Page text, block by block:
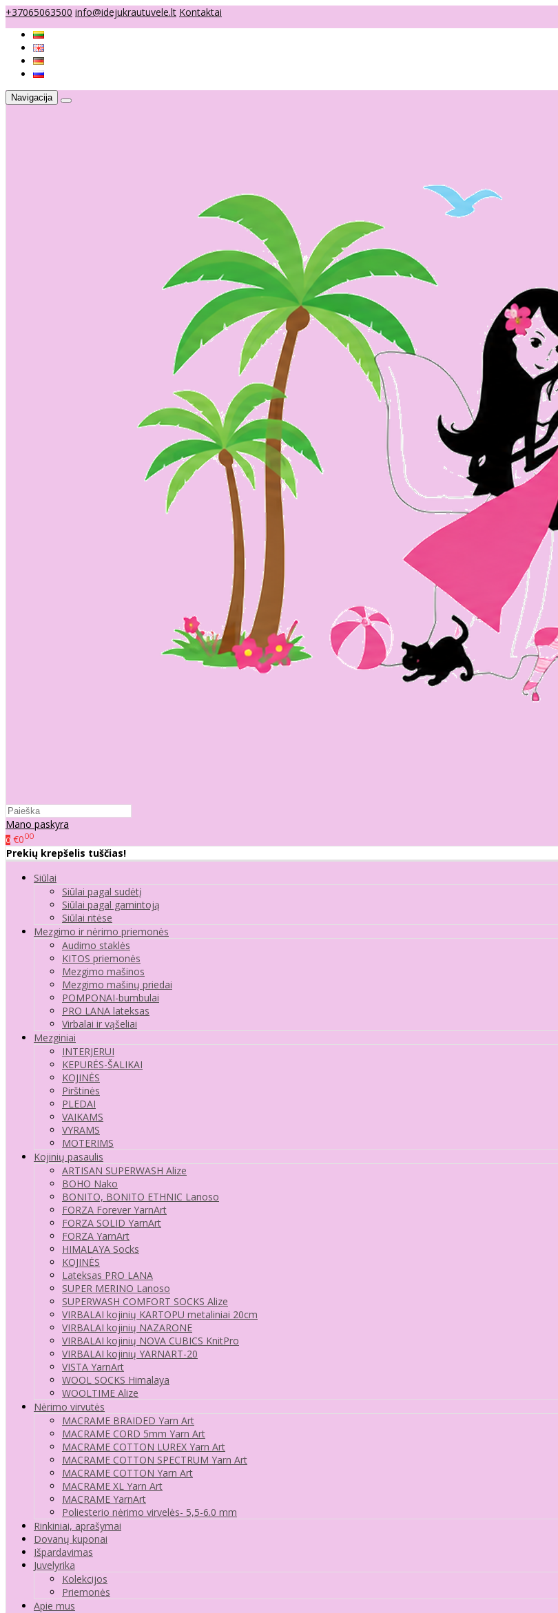
+37065063500 info@idejukrautuvele.lt Kontaktai
Navigacija
Mano paskyra
0 €000
Prekių krepšelis tuščias!
Siūlai
Siūlai pagal sudėtį
Siūlai pagal gamintoją
Siūlai ritėse
Mezgimo ir nėrimo priemonės
Audimo staklės
KITOS priemonės
Mezgimo mašinos
Mezgimo mašinų priedai
POMPONAI-bumbulai
PRO LANA lateksas
Virbalai ir vąšeliai
Mezginiai
INTERJERUI
KEPURĖS-ŠALIKAI
KOJINĖS
Pirštinės
PLEDAI
VAIKAMS
VYRAMS
MOTERIMS
Kojinių pasaulis
ARTISAN SUPERWASH Alize
BOHO Nako
BONITO, BONITO ETHNIC Lanoso
FORZA Forever YarnArt
FORZA SOLID YarnArt
FORZA YarnArt
HIMALAYA Socks
KOJINĖS
Lateksas PRO LANA
SUPER MERINO Lanoso
SUPERWASH COMFORT SOCKS Alize
VIRBALAI kojinių KARTOPU metaliniai 20cm
VIRBALAI kojinių NAZARONE
VIRBALAI kojinių NOVA CUBICS KnitPro
VIRBALAI kojinių YARNART-20
VISTA YarnArt
WOOL SOCKS Himalaya
WOOLTIME Alize
Nėrimo virvutės
MACRAME BRAIDED Yarn Art
MACRAME CORD 5mm Yarn Art
MACRAME COTTON LUREX Yarn Art
MACRAME COTTON SPECTRUM Yarn Art
MACRAME COTTON Yarn Art
MACRAME XL Yarn Art
MACRAME YarnArt
Poliesterio nėrimo virvelės- 5,5-6.0 mm
Rinkiniai, aprašymai
Dovanų kuponai
Išpardavimas
Juvelyrika
Kolekcijos
Priemonės
Apie mus